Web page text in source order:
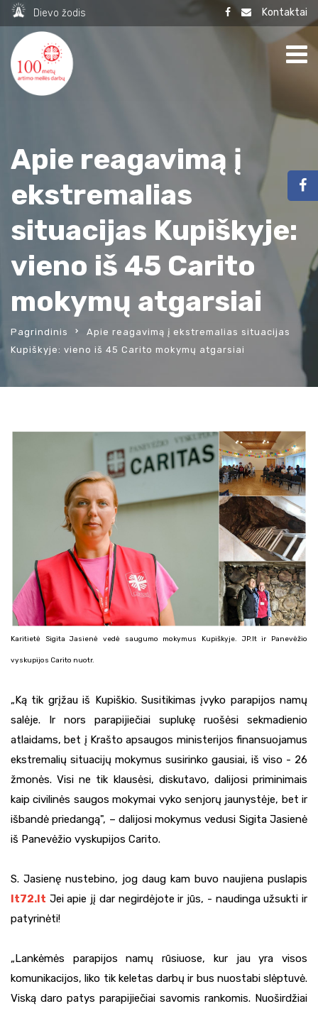
Dievo žodis Kontaktai
Apie reagavimą į
ekstremalias
situacijas Kupiškyje:
vieno iš 45 Carito
mokymų atgarsiai
Pagrindinis
Apie reagavimą į ekstremalias situacijas
Kupiškyje: vieno iš 45 Carito mokymų atgarsiai
Karitietė Sigita Jasienė vedė saugumo mokymus Kupiškyje. JP.lt ir Panevėžio
vyskupijos Carito nuotr.
„Ką tik grįžau iš Kupiškio. Susitikimas įvyko parapijos namų
salėje. Ir nors parapijiečiai suplukę ruošėsi sekmadienio
atlaidams, bet į Krašto apsaugos ministerijos finansuojamus
ekstremalių situacijų mokymus susirinko gausiai, iš viso - 26
žmonės. Visi ne tik klausėsi, diskutavo, dalijosi priminimais
kaip civilinės saugos mokymai vyko senjorų jaunystėje, bet ir
išbandė priedangą", – dalijosi mokymus vedusi Sigita Jasienė
iš Panevėžio vyskupijos Carito.
S. Jasienę nustebino, jog daug kam buvo naujiena puslapis
lt72.lt Jei apie jį dar negirdėjote ir jūs, - naudinga užsukti ir
patyrinėti!
„Lankėmės parapijos namų rūsiuose, kur jau yra visos
komunikacijos, liko tik keletas darbų ir bus nuostabi slėptuvė.
Viską daro patys parapijiečiai savomis rankomis. Nuoširdžiai